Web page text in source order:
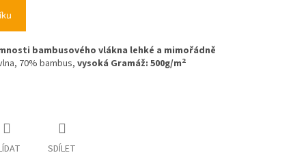
bambusového vlákna lehké a mimořádně
70% bambus, vysoká Gramáž: 500g/m2
SDÍLET